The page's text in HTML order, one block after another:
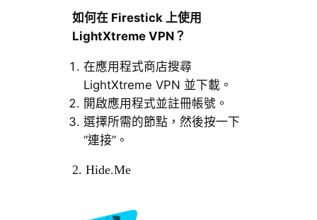
如何在 Firestick 上使用
LightXtreme VPN？
在應用程式商店搜尋
LightXtreme VPN 並下載。
開啟應用程式並註冊帳號。
選擇所需的節點，然後按一下
“連接”。
2. Hide.Me